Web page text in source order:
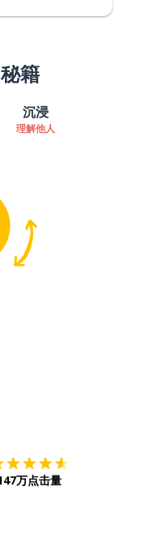
籍
沉浸
理解他人
万点击量